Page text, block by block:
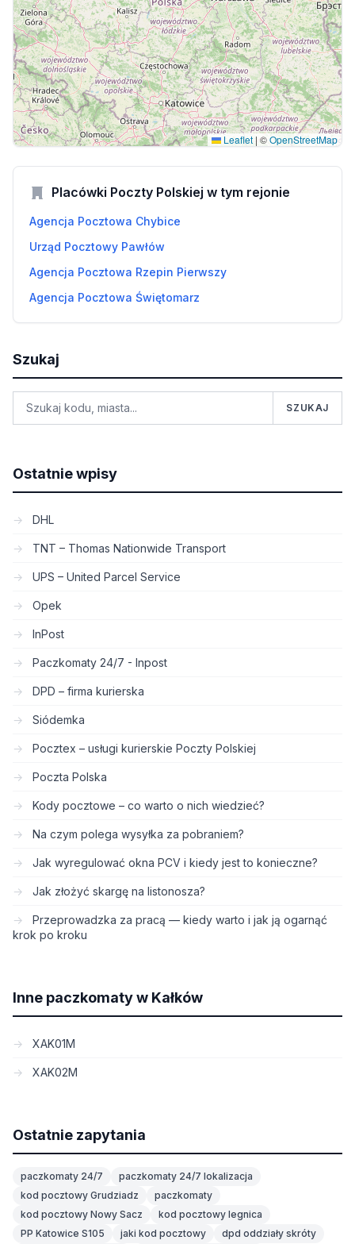
Leaflet | ©OpenStreetMap
Placówki Poczty Polskiej w tym rejonie
Agencja Pocztowa Chybice
Urząd Pocztowy Pawłów
Agencja Pocztowa Rzepin Pierwszy
Agencja Pocztowa Świętomarz
Szukaj
SZUKAJ
Ostatnie wpisy
DHL
TNT – Thomas Nationwide Transport
UPS – United Parcel Service
Opek
InPost
Paczkomaty 24/7 - Inpost
DPD – firma kurierska
Siódemka
Pocztex – usługi kurierskie Poczty Polskiej
Poczta Polska
Kody pocztowe – co warto o nich wiedzieć?
Na czym polega wysyłka za pobraniem?
Jak wyregulować okna PCV i kiedy jest to konieczne?
Jak złożyć skargę na listonosza?
Przeprowadzka za pracą — kiedy warto i jak ją ogarnąć
krok po kroku
Inne paczkomaty w Kałków
XAK01M
XAK02M
Ostatnie zapytania
paczkomaty 24/7
paczkomaty 24/7 lokalizacja
kod pocztowy Grudziadz
paczkomaty
kod pocztowy Nowy Sacz
kod pocztowy legnica
PP Katowice S105
jaki kod pocztowy
dpd oddziały skróty